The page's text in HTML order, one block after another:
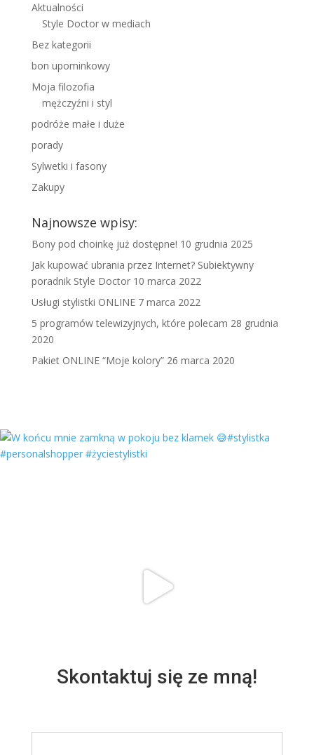
Aktualności
Style Doctor w mediach
Bez kategorii
bon upominkowy
Moja filozofia
mężczyźni i styl
podróże małe i duże
porady
Sylwetki i fasony
Zakupy
Najnowsze wpisy:
Bony pod choinkę już dostępne! 10 grudnia 2025
Jak kupować ubrania przez Internet? Subiektywny
poradnik Style Doctor 10 marca 2022
Usługi stylistki ONLINE 7 marca 2022
5 programów telewizyjnych, które polecam 28 grudnia
2020
Pakiet ONLINE “Moje kolory” 26 marca 2020
Skontaktuj się ze mną!